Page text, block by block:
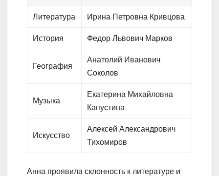
Литература Ирина Петровна Кривцова
История Федор Львович Марков
География
Анатолий Иванович
Соколов
Музыка
Екатерина Михайловна
Капустина
Искусство
Алексей Александрович
Тихомиров
Анна проявила склонность к литературе и